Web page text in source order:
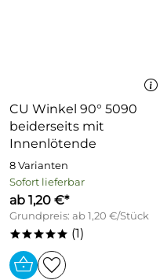
CU Winkel 90° 5090
beiderseits mit
Innenlötende
8 Varianten
Sofort lieferbar
ab 1,20 €*
Grundpreis: ab 1,20 €/Stück
***** (1)